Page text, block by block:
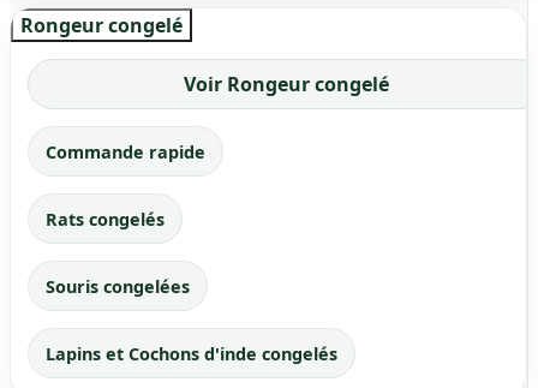
Rongeur congelé
Voir Rongeur congelé
Commande rapide
Rats congelés
Souris congelées
Lapins et Cochons d'inde congelés